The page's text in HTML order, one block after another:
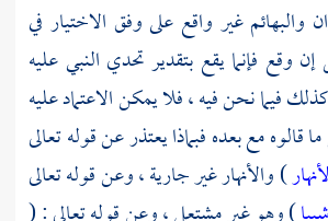
والبهائم غير واقع على وفق الاختيار في
وقع فإنما يقع بتقدير تحدي النبي عليه
فيما نحن فيه ، فلا يمكن الاعتماد عليه
قالوه مع بعده فبماذا يعتذر عن قوله تعالى
) والأنهار غير جارية ، وعن قوله تعالى